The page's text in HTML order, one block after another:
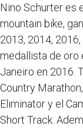
Nino Schurter es
mountain bike,
2013, 2014,
medallista de oro
Janeiro en 2016.
Country
Eliminator y el
Short Track.